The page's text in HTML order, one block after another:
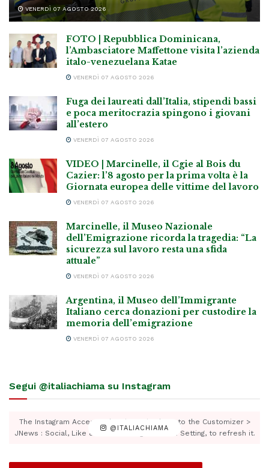
VENERDÌ 07 AGOSTO 2026
FOTO | Repubblica Dominicana,
l’Ambasciatore Maffettone visita l’azienda
italo-venezuelana Katae
VENERDÌ 07 AGOSTO 2026
Fuga dei laureati dall’Italia, stipendi bassi
e poca meritocrazia spingono i giovani
all’estero
VENERDÌ 07 AGOSTO 2026
VIDEO | Marcinelle, il Cgie al Bois du
Cazier: l’8 agosto per la prima volta è la
Giornata europea delle vittime del lavoro
VENERDÌ 07 AGOSTO 2026
Marcinelle, il Museo Nazionale
dell’Emigrazione ricorda la tragedia: “La
sicurezza sul lavoro resta una sfida
attuale”
VENERDÌ 07 AGOSTO 2026
Argentina, il Museo dell’Immigrante
Italiano cerca donazioni per custodire la
memoria dell’emigrazione
VENERDÌ 07 AGOSTO 2026
Segui @italiachiama su Instagram
@ITALIACHIAMA
The Instagram Access Token is expired, Go to the Customizer >
JNews : Social, Like & View > Instagram Feed Setting, to refresh it.